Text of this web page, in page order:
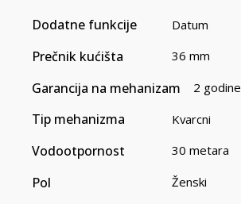
Dodatne funkcije Datum
Prečnik kućišta 36 mm
Garancija na mehanizam 2 godine
Tip mehanizma Kvarcni
Vodootpornost 30 metara
Pol Ženski